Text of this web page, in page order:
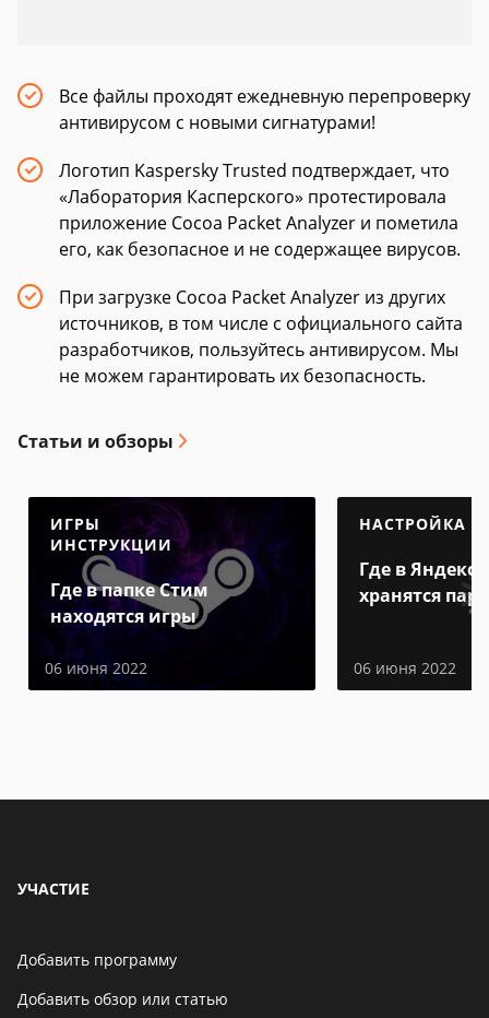
Все файлы проходят ежедневную перепроверку
антивирусом с новыми сигнатурами!
Логотип Kaspersky Trusted подтверждает, что
«Лаборатория Касперского» протестировала
приложение Cocoa Packet Analyzer и пометила
его, как безопасное и не содержащее вирусов.
При загрузке Cocoa Packet Analyzer из других
источников, в том числе с официального сайта
разработчиков, пользуйтесь антивирусом. Мы
не можем гарантировать их безопасность.
Статьи и обзоры
ИГРЫ
ИНСТРУКЦИИ
Где в папке Стим
находятся игры
06 июня 2022
НАСТРОЙКА
Где в Яндекс
хранятся
06 июня 2022
УЧАСТИЕ
Добавить программу
Добавить обзор или статью